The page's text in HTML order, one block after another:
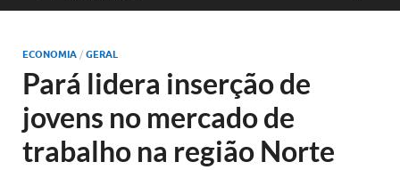
ECONOMIA / GERAL
Pará lidera inserção de
jovens no mercado de
trabalho na região Norte